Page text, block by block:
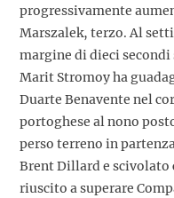
progressivamente
Marszalek, terzo. Al
margine di dieci
Marit Stromoy ha
Duarte Benavente nel
portoghese al nono
perso terreno in
Brent Dillard e scivolato
riuscito a superare